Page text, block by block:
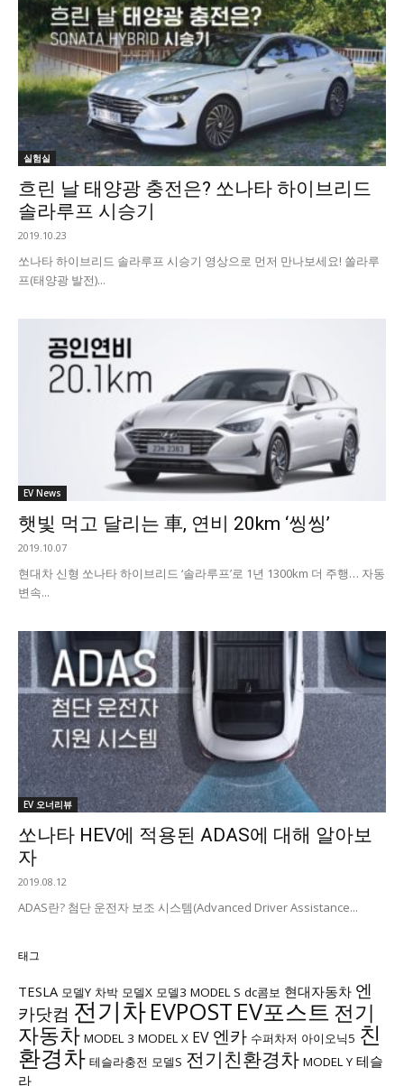
실험실
흐린 날 태양광 충전은? 쏘나타 하이브리드
솔라루프 시승기
2019.10.23
쏘나타 하이브리드 솔라루프 시승기 영상으로 먼저 만나보세요! 쏠라루
프(태양광 발전)...
EV News
햇빛 먹고 달리는 車, 연비 20km ‘씽씽’
2019.10.07
현대차 신형 쏘나타 하이브리드 ‘솔라루프’로 1년 1300km 더 주행… 자동
변속...
EV 오너리뷰
쏘나타 HEV에 적용된 ADAS에 대해 알아보
자
2019.08.12
ADAS란? 첨단 운전자 보조 시스템(Advanced Driver Assistance...
태그
TESLA 모델Y 차박 모델X 모델3 MODEL S dc콤보 현대자동차 엔
카닷컴 전기차EVPOST EV포스트전기
자동차 MODEL 3 MODEL X EV 엔카 수퍼차저 아이오닉5 친
환경차 테슬라충전 모델S 전기친환경차 MODEL Y 테슬
라